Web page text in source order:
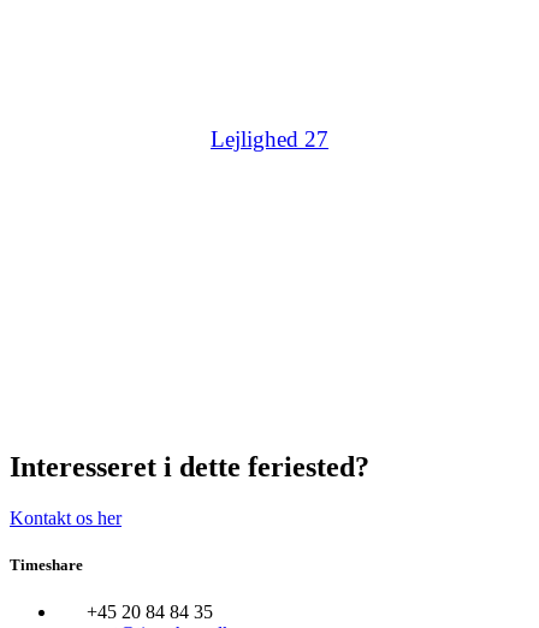
Lejlighed 27
Interesseret i dette feriested?
Kontakt os her
Timeshare
+45 20 84 84 35